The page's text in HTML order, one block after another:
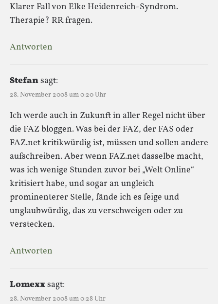
Klarer Fall von Elke Heidenreich-Syndrom.
Therapie? RR fragen.
Antworten
Stefansagt:
28. November 2008 um 0:20 Uhr
Ich werde auch in Zukunft in aller Regel nicht über
die FAZ bloggen. Was bei der FAZ, der FAS oder
FAZ.net kritikwürdig ist, müssen und sollen andere
aufschreiben. Aber wenn FAZ.net dasselbe macht,
was ich wenige Stunden zuvor bei „Welt Online“
kritisiert habe, und sogar an ungleich
prominenterer Stelle, fände ich es feige und
unglaubwürdig, das zu verschweigen oder zu
verstecken.
Antworten
Lomexxsagt:
28. November 2008 um 0:28 Uhr